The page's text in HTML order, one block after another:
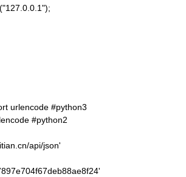
urlencode #python3
#python2
api/json'